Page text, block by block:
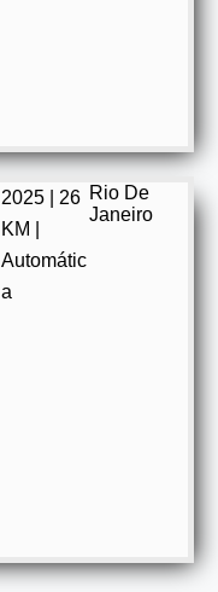
2025 | 26
KM |
Automátic
a
Rio De
Janeiro